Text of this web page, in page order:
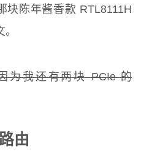
块陈年酱香款 RTL8111H
为我还有两块 PCIe 的
由